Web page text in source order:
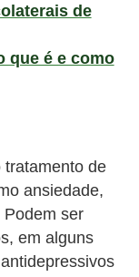
de
que é e como
tratamento de
ansiedade,
ser
em alguns